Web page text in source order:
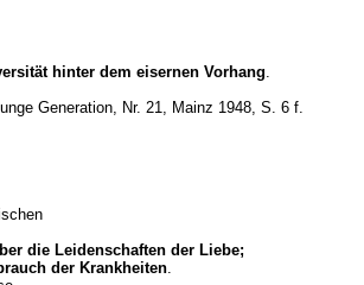
hinter dem eisernen Vorhang.
Generation, Nr. 21, Mainz 1948, S. 6 f.
die Leidenschaften der Liebe;
der Krankheiten.